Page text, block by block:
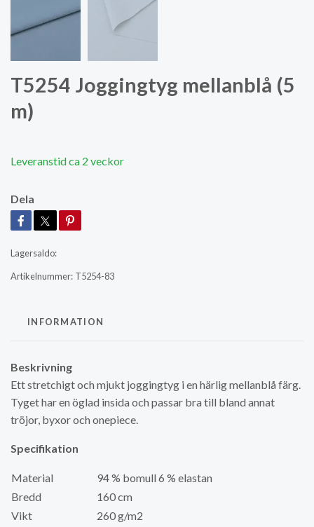
T5254 Joggingtyg mellanblå (5
m)
Leveranstid ca 2 veckor
Dela
Lagersaldo:
Artikelnummer: T5254-83
INFORMATION
Beskrivning
Ett stretchigt och mjukt joggingtyg i en härlig mellanblå färg.
Tyget har en öglad insida och passar bra till bland annat
tröjor, byxor och onepiece.
Specifikation
Material
94 % bomull 6 % elastan
Bredd
160 cm
Vikt
260 g/m2